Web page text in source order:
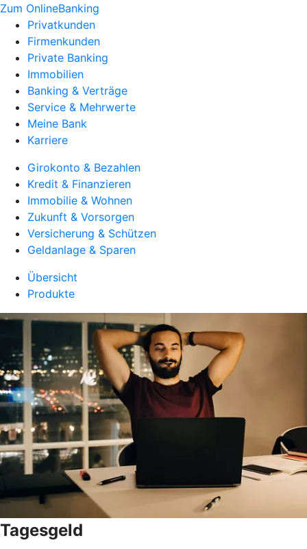
Zum OnlineBanking
Privatkunden
Firmenkunden
Private Banking
Immobilien
Banking & Verträge
Service & Mehrwerte
Meine Bank
Karriere
Girokonto & Bezahlen
Kredit & Finanzieren
Immobilie & Wohnen
Zukunft & Vorsorgen
Versicherung & Schützen
Geldanlage & Sparen
Übersicht
Produkte
Tagesgeld